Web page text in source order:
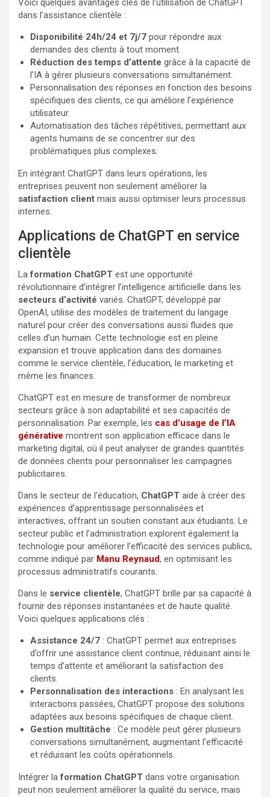
Voici quelques avantages clés de l’utilisation de ChatGPT
dans l’assistance clientèle :
Disponibilité 24h/24 et 7j/7 pour répondre aux
demandes des clients à tout moment.
Réduction des temps d’attente grâce à la capacité de
l’IA à gérer plusieurs conversations simultanément.
Personnalisation des réponses en fonction des besoins
spécifiques des clients, ce qui améliore l’expérience
utilisateur.
Automatisation des tâches répétitives, permettant aux
agents humains de se concentrer sur des
problématiques plus complexes.
En intégrant ChatGPT dans leurs opérations, les
entreprises peuvent non seulement améliorer la
satisfaction client mais aussi optimiser leurs processus
internes.
Applications de ChatGPT en service
clientèle
Laformation ChatGPT est une opportunité
révolutionnaire d’intégrer l’intelligence artificielle dans les
secteurs d’activité variés. ChatGPT, développé par
OpenAI, utilise des modèles de traitement du langage
naturel pour créer des conversations aussi fluides que
celles d’un humain. Cette technologie est en pleine
expansion et trouve application dans des domaines
comme le service clientèle, l’éducation, le marketing et
même les finances.
ChatGPT est en mesure de transformer de nombreux
secteurs grâce à son adaptabilité et ses capacités de
personnalisation. Par exemple, les cas d’usage de l’IA
générative montrent son application efficace dans le
marketing digital, où il peut analyser de grandes quantités
de données clients pour personnaliser les campagnes
publicitaires.
Dans le secteur de l’éducation, ChatGPT aide à créer des
expériences d’apprentissage personnalisées et
interactives, offrant un soutien constant aux étudiants. Le
secteur public et l’administration explorent également la
technologie pour améliorer l’efficacité des services publics,
comme indiqué par Manu Reynaud, en optimisant les
processus administratifs courants.
Dans le service clientèle, ChatGPT brille par sa capacité à
fournir des réponses instantanées et de haute qualité.
Voici quelques applications clés :
Assistance 24/7 : ChatGPT permet aux entreprises
d’offrir une assistance client continue, réduisant ainsi le
temps d’attente et améliorant la satisfaction des
clients.
Personnalisation des interactions : En analysant les
interactions passées, ChatGPT propose des solutions
adaptées aux besoins spécifiques de chaque client.
Gestion multitâche : Ce modèle peut gérer plusieurs
conversations simultanément, augmentant l’efficacité
et réduisant les coûts opérationnels.
Intégrer laformation ChatGPT dans votre organisation
peut non seulement améliorer la qualité du service, mais